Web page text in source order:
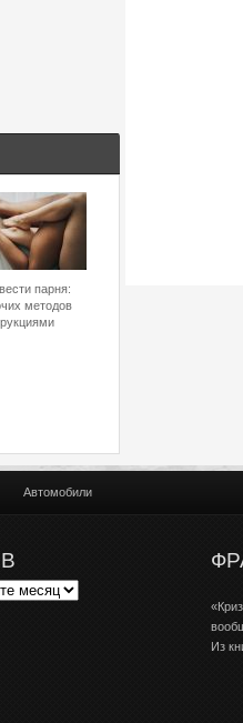
парня:
методов
Автомобили
Из